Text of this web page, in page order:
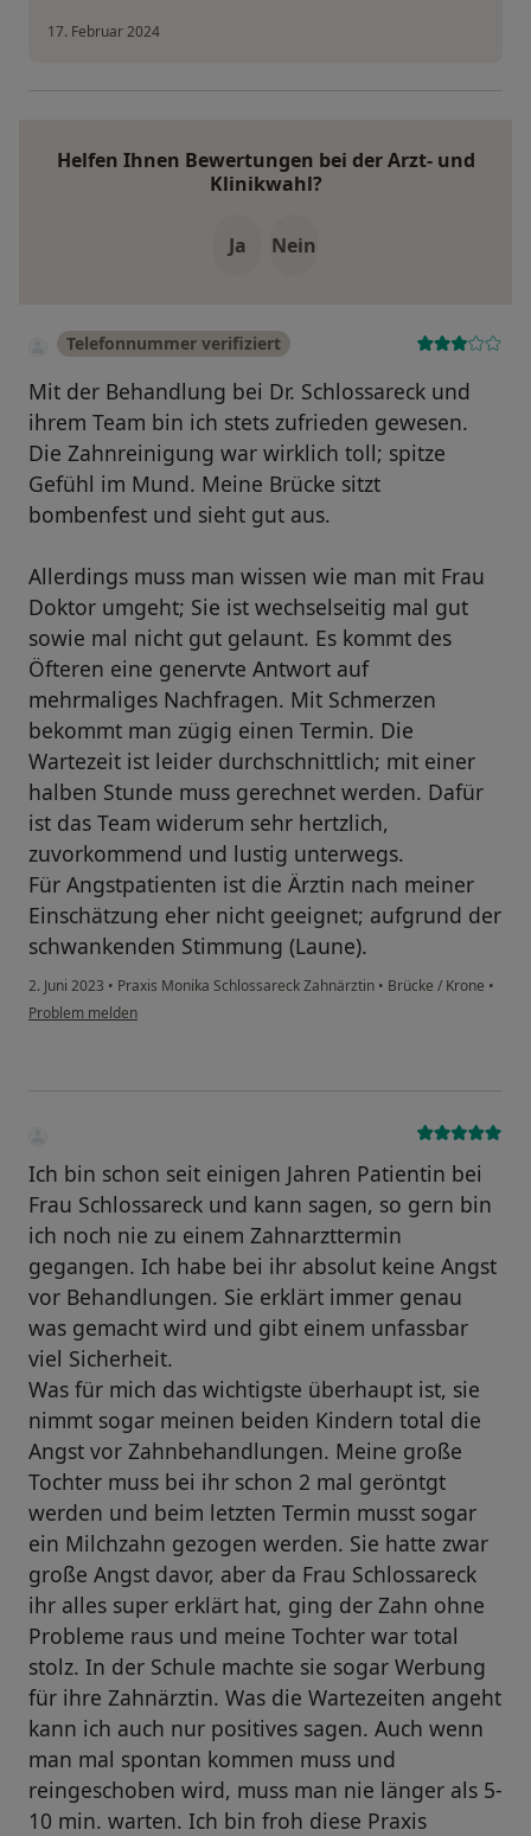
17. Februar 2024
Helfen Ihnen Bewertungen bei der Arzt- und
Klinikwahl?
Ja Nein
Telefonnummer verifiziert
Mit der Behandlung bei Dr. Schlossareck und
ihrem Team bin ich stets zufrieden gewesen.
Die Zahnreinigung war wirklich toll; spitze
Gefühl im Mund. Meine Brücke sitzt
bombenfest und sieht gut aus.
Allerdings muss man wissen wie man mit Frau
Doktor umgeht; Sie ist wechselseitig mal gut
sowie mal nicht gut gelaunt. Es kommt des
Öfteren eine genervte Antwort auf
mehrmaliges Nachfragen. Mit Schmerzen
bekommt man zügig einen Termin. Die
Wartezeit ist leider durchschnittlich; mit einer
halben Stunde muss gerechnet werden. Dafür
ist das Team widerum sehr hertzlich,
zuvorkommend und lustig unterwegs.
Für Angstpatienten ist die Ärztin nach meiner
Einschätzung eher nicht geeignet; aufgrund der
schwankenden Stimmung (Laune).
2. Juni 2023 • Praxis Monika Schlossareck Zahnärztin • Brücke / Krone •
Problem melden
Ich bin schon seit einigen Jahren Patientin bei
Frau Schlossareck und kann sagen, so gern bin
ich noch nie zu einem Zahnarzttermin
gegangen. Ich habe bei ihr absolut keine Angst
vor Behandlungen. Sie erklärt immer genau
was gemacht wird und gibt einem unfassbar
viel Sicherheit.
Was für mich das wichtigste überhaupt ist, sie
nimmt sogar meinen beiden Kindern total die
Angst vor Zahnbehandlungen. Meine große
Tochter muss bei ihr schon 2 mal geröntgt
werden und beim letzten Termin musst sogar
ein Milchzahn gezogen werden. Sie hatte zwar
große Angst davor, aber da Frau Schlossareck
ihr alles super erklärt hat, ging der Zahn ohne
Probleme raus und meine Tochter war total
stolz. In der Schule machte sie sogar Werbung
für ihre Zahnärztin. Was die Wartezeiten angeht
kann ich auch nur positives sagen. Auch wenn
man mal spontan kommen muss und
reingeschoben wird, muss man nie länger als 5-
10 min. warten. Ich bin froh diese Praxis